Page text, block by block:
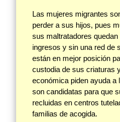
Las mujeres migrantes
perder a sus hijos, pues
sus maltratadores
ingresos y sin una red de
están en mejor posición
custodia de sus criaturas
económica piden ayuda
son candidatas para que
recluidas en centros
familias de acogida.